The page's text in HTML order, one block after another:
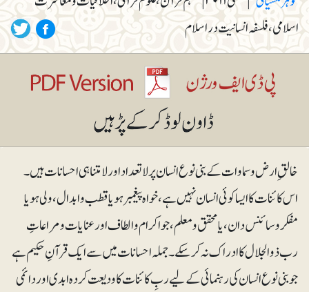
اسلامی، فلسفہ انسانیت در اسلام
خالقِ ارض و سماوات کے بنی نوع انسان پر لاتعداد اور لامتناہی احسانات ہیں۔
اس کائنات کا ایسا کوئی انسان نہیں ہے، خواہ پیغمبر ہو یا قطب و ابدال، ولی ہو یا
مفکرو سائنس دان، یا محقق و معلم، جو اکرام و الطاف اور عنایات و مراعاتِ
رب ذوالجلال کا ادراک نہ کرسکے۔ جملہ احسانات میں سے ایک قرآنِ حکیم ہے
جو بنی نوع انسان کی رہنمائی کے لیے ربِ کائنات کا ودیعت کردہ ابدی اور دائمی